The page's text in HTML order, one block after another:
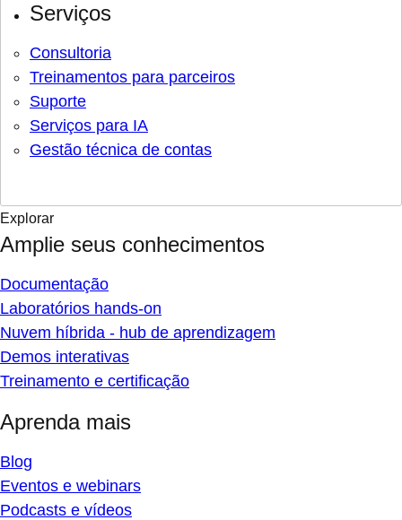
Serviços
Consultoria
Treinamentos para parceiros
Suporte
Serviços para IA
Gestão técnica de contas
Explorar
Amplie seus conhecimentos
Documentação
Laboratórios hands-on
Nuvem híbrida - hub de aprendizagem
Demos interativas
Treinamento e certificação
Aprenda mais
Blog
Eventos e webinars
Podcasts e vídeos